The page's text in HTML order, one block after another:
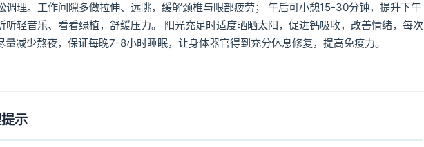
调理。工作间隙多做拉伸、远眺，缓解颈椎与眼部疲劳； 午后可小憩15-30分钟，提升下午
轻音乐、看看绿植，舒缓压力。 阳光充足时适度晒晒太阳，促进钙吸收，改善情绪，每次
减少熬夜，保证每晚7-8小时睡眠，让身体器官得到充分休息修复，提高免疫力。
示